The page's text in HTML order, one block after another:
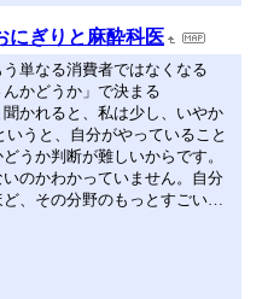
にぎりと麻酔科医
単なる消費者ではなくなる
かどうか」で決まる
聞かれると、私は少し、いやか
うと、自分がやっていること
うか判断が難しいからです。
のかわかっていません。自分
、その分野のもっとすごい…